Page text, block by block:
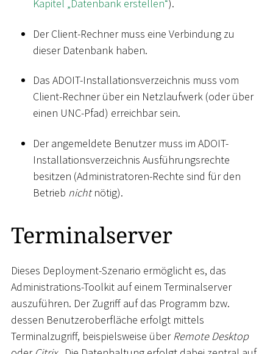
Kapitel „Datenbank erstellen“).
Der Client-Rechner muss eine Verbindung zu
dieser Datenbank haben.
Das ADOIT-Installationsverzeichnis muss vom
Client-Rechner über ein Netzlaufwerk (oder über
einen UNC-Pfad) erreichbar sein.
Der angemeldete Benutzer muss im ADOIT-
Installationsverzeichnis Ausführungsrechte
besitzen (Administratoren-Rechte sind für den
Betrieb nichtnötig).
Terminalserver
Dieses Deployment-Szenario ermöglicht es, das
Administrations-Toolkit auf einem Terminalserver
auszuführen. Der Zugriff auf das Programm bzw.
dessen Benutzeroberfläche erfolgt mittels
Terminalzugriff, beispielsweise überRemote Desktop